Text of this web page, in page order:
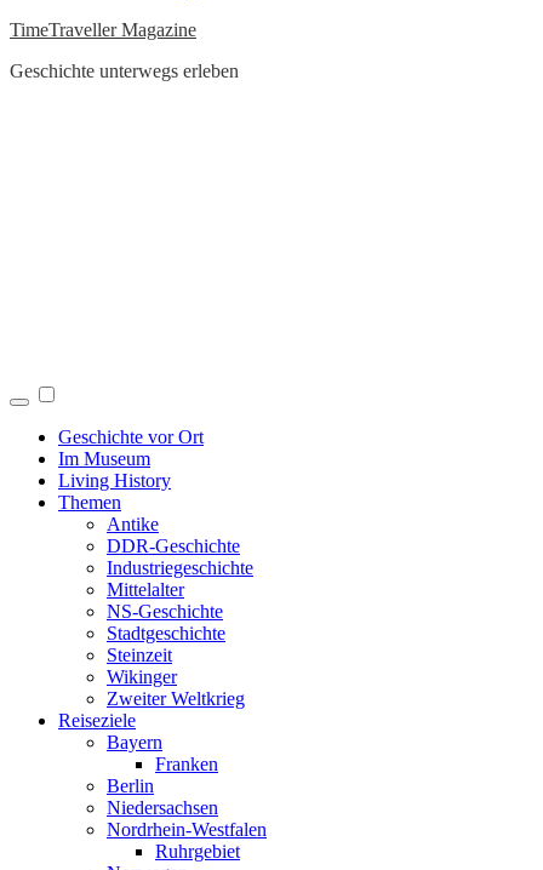
TimeTraveller Magazine
Geschichte unterwegs erleben
Geschichte vor Ort
Im Museum
Living History
Themen
Antike
DDR-Geschichte
Industriegeschichte
Mittelalter
NS-Geschichte
Stadtgeschichte
Steinzeit
Wikinger
Zweiter Weltkrieg
Reiseziele
Bayern
Franken
Berlin
Niedersachsen
Nordrhein-Westfalen
Ruhrgebiet